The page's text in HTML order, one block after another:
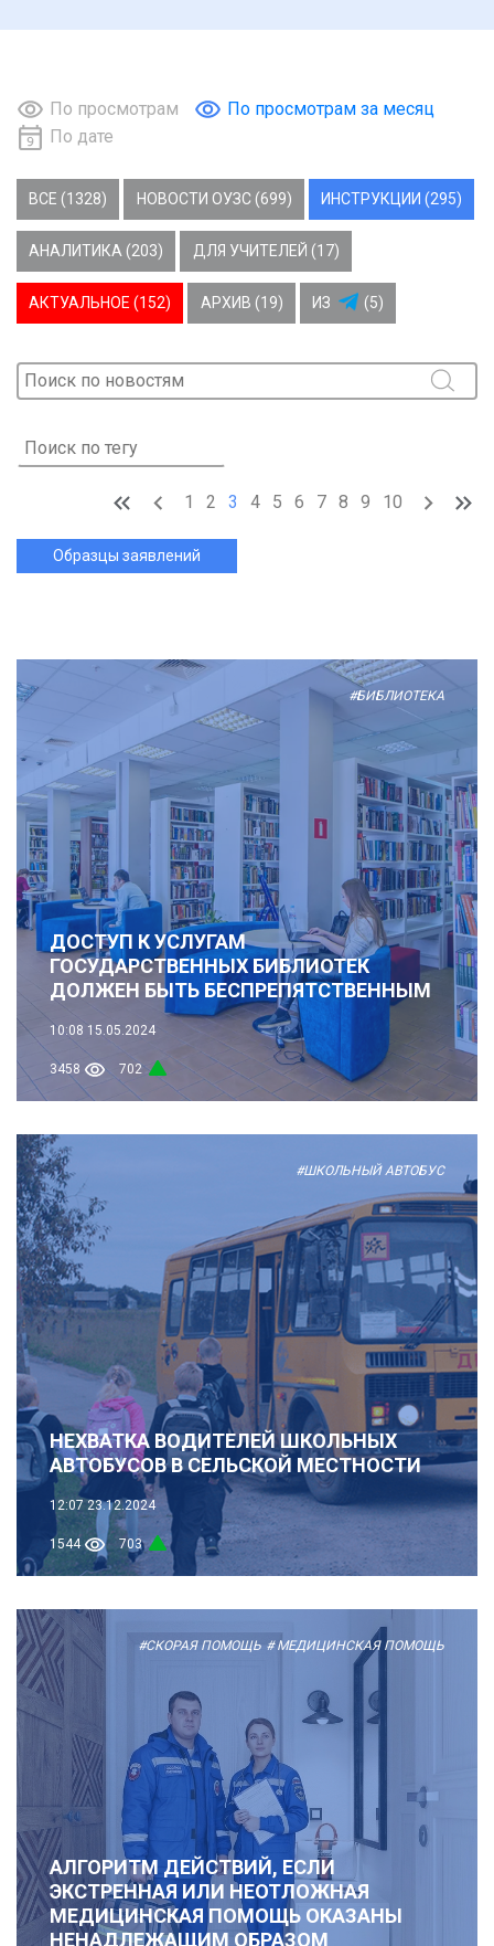
По просмотрам
По просмотрам за месяц
По дате
ВСЕ (1328) НОВОСТИ ОУЗС (699) ИНСТРУКЦИИ (295)
АНАЛИТИКА (203) ДЛЯ УЧИТЕЛЕЙ (17)
АКТУАЛЬНОЕ (152) АРХИВ (19) ИЗ (5)
1 2 3 4 5 6 7 8 9 10
Образцы заявлений
#БИБЛИОТЕКА
ДОСТУП К УСЛУГАМ
ГОСУДАРСТВЕННЫХ БИБЛИОТЕК
ДОЛЖЕН БЫТЬ БЕСПРЕПЯТСТВЕННЫМ
10:08 15.05.2024
3458 702
#ШКОЛЬНЫЙ АВТОБУС
НЕХВАТКА ВОДИТЕЛЕЙ ШКОЛЬНЫХ
АВТОБУСОВ В СЕЛЬСКОЙ МЕСТНОСТИ
12:07 23.12.2024
1544 703
#СКОРАЯ ПОМОЩЬ # МЕДИЦИНСКАЯ ПОМОЩЬ
АЛГОРИТМ ДЕЙСТВИЙ, ЕСЛИ
ЭКСТРЕННАЯ ИЛИ НЕОТЛОЖНАЯ
МЕДИЦИНСКАЯ ПОМОЩЬ ОКАЗАНЫ
НЕНАДЛЕЖАЩИМ ОБРАЗОМ